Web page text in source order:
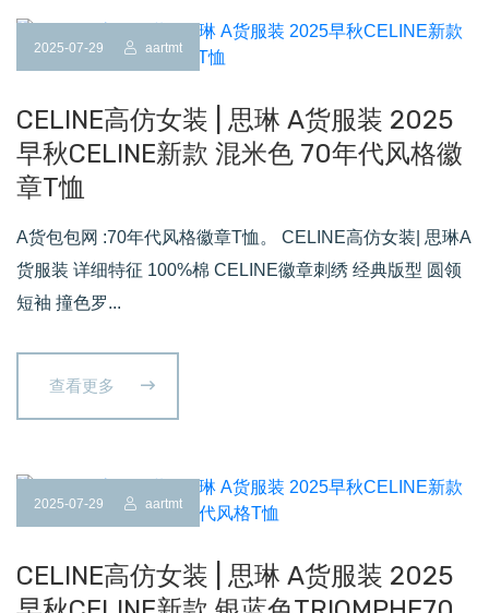
2025-07-29 aartmt
CELINE高仿女装 | 思琳 A货服装 2025
早秋CELINE新款 混米色 70年代风格徽
章T恤
A货包包网 :70年代风格徽章T恤。 CELINE高仿女装| 思琳A
货服装 详细特征 100%棉 CELINE徽章刺绣 经典版型 圆领
短袖 撞色罗...
查看更多
2025-07-29 aartmt
CELINE高仿女装 | 思琳 A货服装 2025